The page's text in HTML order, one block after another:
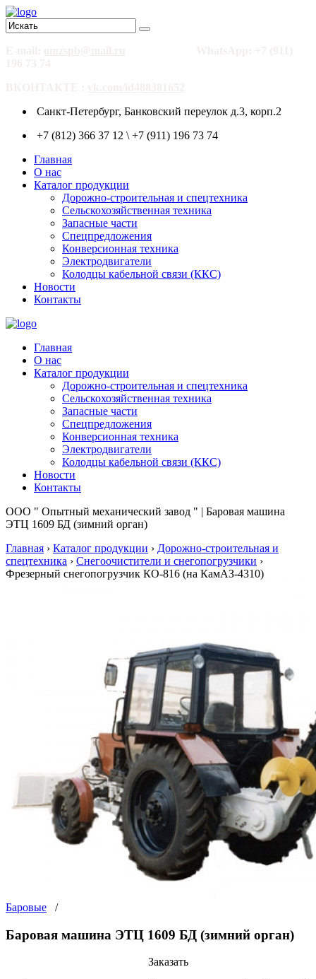
Санкт-Петербург, Банковский переулок д.3, корп.2
+7 (812) 366 37 12 \ +7 (911) 196 73 74
Главная
О нас
Каталог продукции
Дорожно-строительная и спецтехника
Сельскохозяйственная техника
Запасные части
Спецпредложения
Конверсионная техника
Электродвигатели
Колодцы кабельной связи (ККС)
Новости
Контакты
Главная
О нас
Каталог продукции
Дорожно-строительная и спецтехника
Сельскохозяйственная техника
Запасные части
Спецпредложения
Конверсионная техника
Электродвигатели
Колодцы кабельной связи (ККС)
Новости
Контакты
ООО " Опытный механический завод " | Баровая машина
ЭТЦ 1609 БД (зимний орган)
Главная › Каталог продукции › Дорожно-строительная и
спецтехника › Снегоочистители и снегопогрузчики ›
Фрезерный снегопогрузчик КО-816 (на КамАЗ-4310)
Баровые /
Баровая машина ЭТЦ 1609 БД (зимний орган)
Заказать